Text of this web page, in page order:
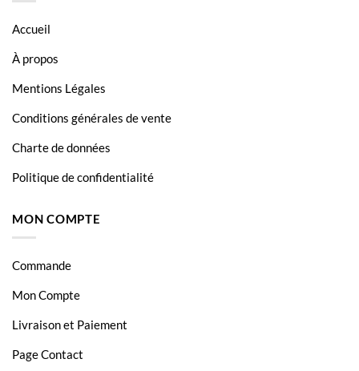
Accueil
À propos
Mentions Légales
Conditions générales de vente
Charte de données
Politique de confidentialité
MON COMPTE
Commande
Mon Compte
Livraison et Paiement
Page Contact